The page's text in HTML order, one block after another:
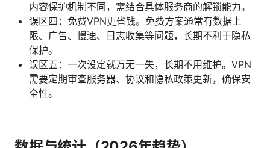
内容保护机制不同，需结合具体服务商的解锁能力。
误区四：免费VPN更省钱。免费方案通常有数据上
限、广告、慢速、日志收集等问题，长期不利于隐私
保护。
误区五：一次设定就万无一失，长期不用维护。VPN
需要定期审查服务器、协议和隐私政策更新，确保安
全性。